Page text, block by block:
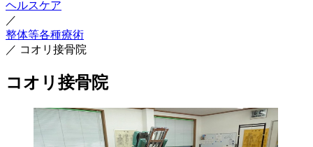
ヘルスケア
／
整体等各種療術
／ コオリ接骨院
コオリ接骨院